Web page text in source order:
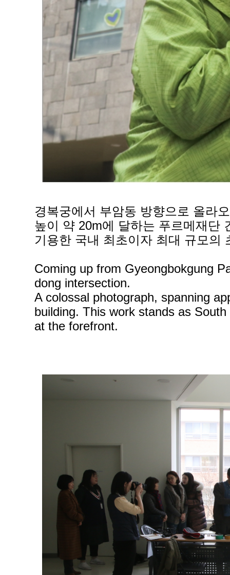
경복궁에서 부암동 방향으로 올라
높이 약 20m에 달하는 푸르메재단
기용한 국내 최초이자 최대 규모의
Coming up from Gyeongbokgung
dong intersection.
A colossal photograph, spanning
building. This work stands as
at the forefront.